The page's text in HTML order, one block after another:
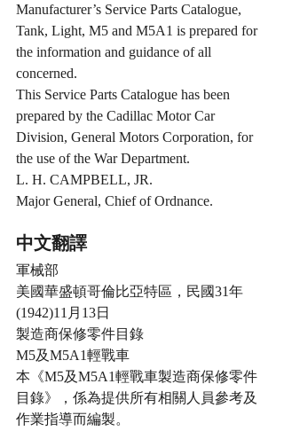
Manufacturer’s Service Parts Catalogue,
Tank, Light, M5 and M5A1 is prepared for
the information and guidance of all
concerned.
This Service Parts Catalogue has been
prepared by the Cadillac Motor Car
Division, General Motors Corporation, for
the use of the War Department.
L. H. CAMPBELL, JR.
Major General, Chief of Ordnance.
中文翻譯
軍械部
美國華盛頓哥倫比亞特區，民國31年
(1942)11月13日
製造商保修零件目錄
M5及M5A1輕戰車
本《M5及M5A1輕戰車製造商保修零件
目錄》，係為提供所有相關人員參考及
作業指導而編製。